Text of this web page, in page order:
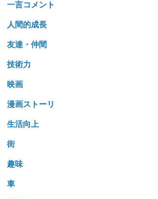
一言コメント
人間的成長
友達・仲間
技術力
映画
漫画ストーリ
生活向上
街
趣味
車